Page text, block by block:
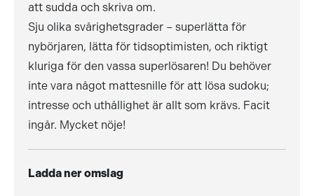
att sudda och skriva om.
Sju olika svårighetsgrader – superlätta för
nybörjaren, lätta för tidsoptimisten, och riktigt
kluriga för den vassa superlösaren! Du behöver
inte vara något mattesnille för att lösa sudoku;
intresse och uthållighet är allt som krävs. Facit
ingår. Mycket nöje!
Ladda ner omslag